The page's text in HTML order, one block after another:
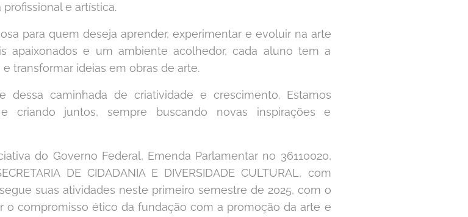
e artística.
para quem deseja aprender, experimentar e evoluir na arte
apaixonados e um ambiente acolhedor, cada aluno tem a
transformar ideias em obras de arte.
dessa caminhada de criatividade e crescimento. Estamos
criando juntos, sempre buscando novas inspirações e
do Governo Federal, Emenda Parlamentar no 36110020,
DE CIDADANIA E DIVERSIDADE CULTURAL, com
suas atividades neste primeiro semestre de 2025, com o
o compromisso ético da fundação com a promoção da arte e